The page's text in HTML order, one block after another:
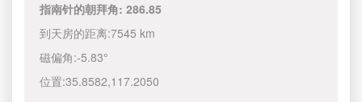
指南针的朝拜角:286.85
到天房的距离:7545 km
磁偏角:-5.83°
位置:35.8582,117.2050